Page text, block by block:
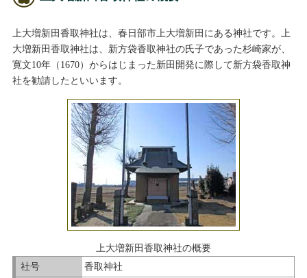
上大増新田香取神社は、春日部市上大増新田にある神社です。上
大増新田香取神社は、新方袋香取神社の氏子であった杉崎家が、
寛文10年（1670）からはじまった新田開発に際して新方袋香取神
社を勧請したといいます。
上大増新田香取神社の概要
社号
香取神社